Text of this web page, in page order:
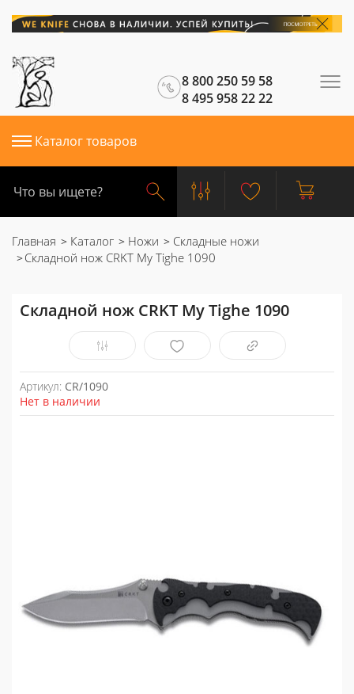
8 800 250 59 58
8 495 958 22 22
Каталог товаров
Главная Каталог Ножи
Складные ножи
Складной нож CRKT My Tighe 1090
Складной нож CRKT My Tighe 1090
Артикул: CR/1090
Нет в наличии